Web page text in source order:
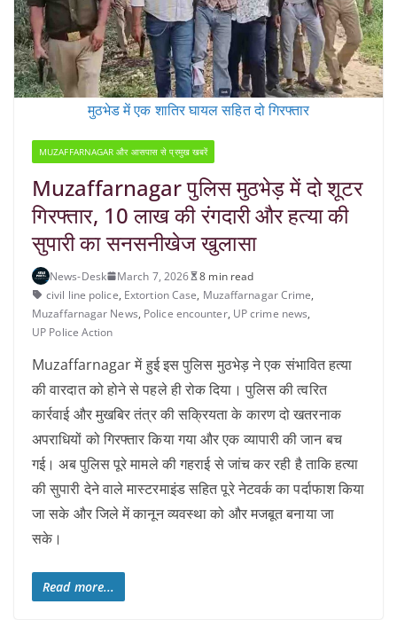
मुठभेड में एक शातिर घायल सहित दो गिरफ्तार
MUZAFFARNAGAR और आसपास से प्रमुख खबरें
Muzaffarnagar पुलिस मुठभेड़ में दो शूटर
गिरफ्तार, 10 लाख की रंगदारी और हत्या की
सुपारी का सनसनीखेज खुलासा
News-Desk March 7, 2026
8 min read
civil line police, Extortion Case, Muzaffarnagar Crime,
Muzaffarnagar News, Police encounter, UP crime news,
UP Police Action
Muzaffarnagar में हुई इस पुलिस मुठभेड़ ने एक संभावित हत्या
की वारदात को होने से पहले ही रोक दिया। पुलिस की त्वरित
कार्रवाई और मुखबिर तंत्र की सक्रियता के कारण दो खतरनाक
अपराधियों को गिरफ्तार किया गया और एक व्यापारी की जान बच
गई। अब पुलिस पूरे मामले की गहराई से जांच कर रही है ताकि हत्या
की सुपारी देने वाले मास्टरमाइंड सहित पूरे नेटवर्क का पर्दाफाश किया
जा सके और जिले में कानून व्यवस्था को और मजबूत बनाया जा
सके।
Read more...